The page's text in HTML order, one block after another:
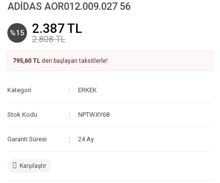
ADİDAS AOR012.009.027 56
%15 2.387 TL
2.808 TL
795,60 TL den başlayan taksitlerle!
Kategori ERKEK
Stok Kodu NPTWXY68
Garanti Süresi 24 Ay
Karşılaştır